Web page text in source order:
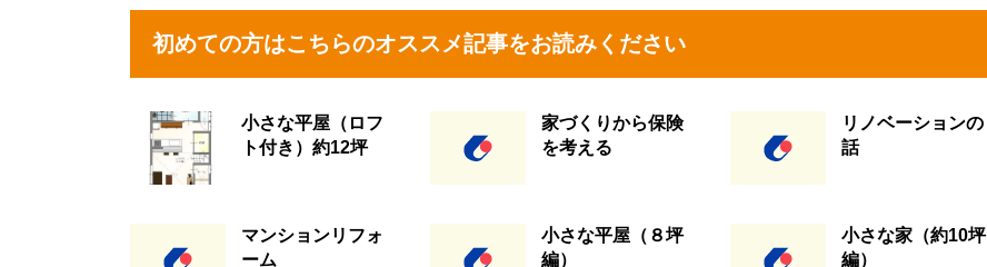
初めての方はこちらのオススメ記事をお読みください
小さな平屋（ロフ
ト付き）約12坪
家づくりから保険
を考える
リノベーションの
話
マンションリフォ
ーム
小さな平屋（８坪
編）
小さな家（約10坪
編）